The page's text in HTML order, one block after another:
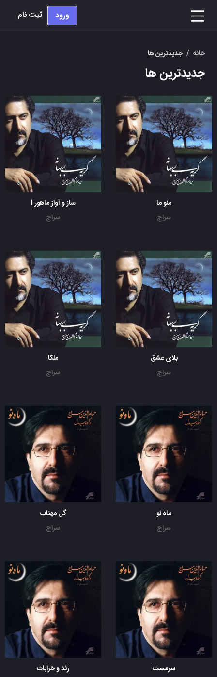
ورود ثبت نام
خانه / جدیدترین ها
جدیدترین ها
منو ما
سراج
ساز و آواز ماهور 1
سراج
بلای عشق
سراج
ملکا
سراج
ماه نو
سراج
گل مهتاب
سراج
سرمست
رند و خرابات